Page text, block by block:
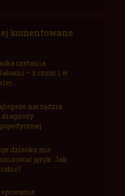
komentowane
czytania
– z czym i w
narzędzia
diagnozy
dziecko ma
język. Jak